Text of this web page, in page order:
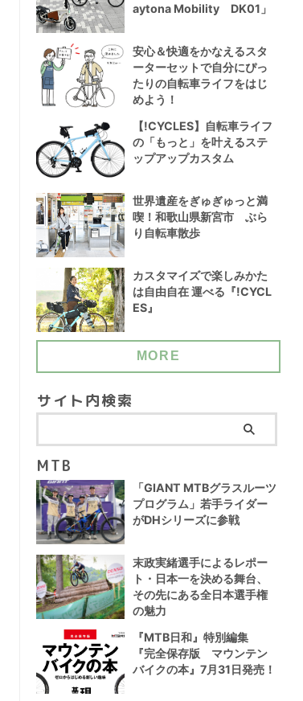
aytona Mobility DK01」
安心＆快適をかなえるスタ
ーターセットで自分にぴっ
たりの自転車ライフをはじ
めよう！
【!CYCLES】自転車ライフ
の「もっと」を叶えるステ
ップアップカスタム
世界遺産をぎゅぎゅっと満
喫！和歌山県新宮市 ぶら
り自転車散歩
カスタマイズで楽しみかた
は自由自在 運べる『!CYCL
ES』
MORE
サイト内検索
MTB
「GIANT MTBグラスルーツ
プログラム」若手ライダー
がDHシリーズに参戦
末政実緒選手によるレポー
ト・日本一を決める舞台、
その先にある全日本選手権
の魅力
『MTB日和』特別編集
『完全保存版 マウンテン
バイクの本』7月31日発売！